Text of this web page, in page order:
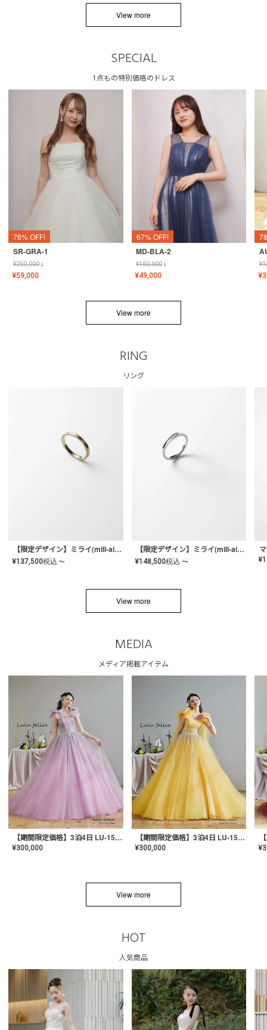
View more
SPECIAL
1点もの特別価格のドレス
76% OFF!
SR-GRA-1
¥250,000↓
¥59,000
67% OFF!
MD-BLA-2
¥150,000↓
¥49,000
¥
¥
View more
RING
リング
【限定デザイン】ミライ(mill-ai)リング
¥137,500税込 〜
【限定デザイン】ミライ(mill-ai)リング
¥148,500税込 〜 ¥
View more
MEDIA
メディア掲載アイテム
【期間限定価格】3泊4日 LU-1501(Pink)
¥300,000
【期間限定価格】3泊4日 LU-1501(Yellow)
¥300,000 ¥
View more
HOT
人気商品